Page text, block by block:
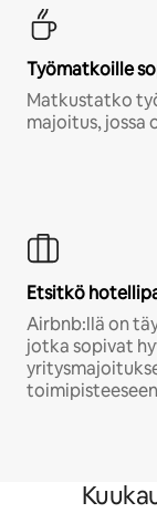
Työmatkoille
Matkustatko
majoitus, jossa
Etsitkö
Airbnb:llä on
jotka sopivat